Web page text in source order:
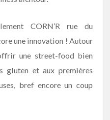
CORN’R rue du
une innovation ! Autour
une street-food bien
gluten et aux premières
bref encore un coup